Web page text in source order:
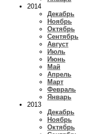
2014
Декабрь
Ноябрь
Октябрь
Сентябрь
Август
Июль
Июнь
Май
Апрель
Март
Февраль
Январь
2013
Декабрь
Ноябрь
Октябрь